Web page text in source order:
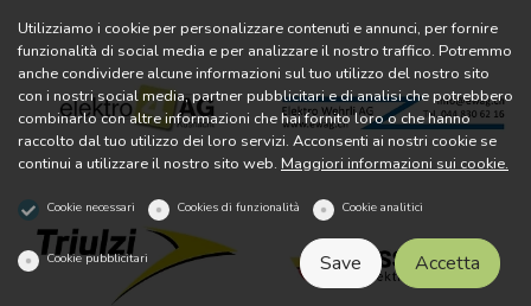
Utilizziamo i cookie per personalizzare contenuti e annunci, per fornire
funzionalità di social media e per analizzare il nostro traffico. Potremmo
anche condividere alcune informazioni sul tuo utilizzo del nostro sito
con i nostri social media, partner pubblicitari e di analisi che potrebbero
combinarlo con altre informazioni che hai fornito loro o che hanno
raccolto dal tuo utilizzo dei loro servizi. Acconsenti ai nostri cookie se
continui a utilizzare il nostro sito web. Maggiori informazioni sui cookie.
Cookie necessari Cookies di funzionalità Cookie analitici
Cookie pubblicitari Accetta
Save